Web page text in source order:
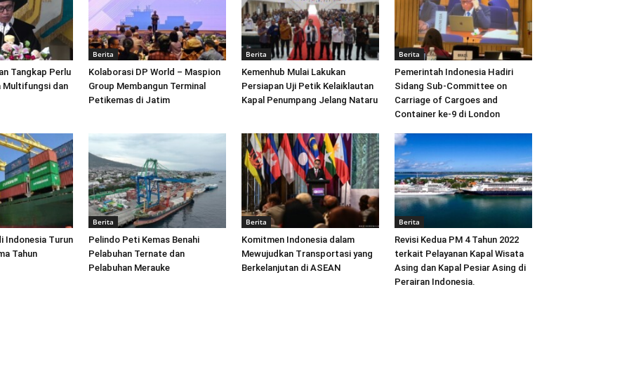
Tangkap Perlu
Multifungsi dan
Berita
Kolaborasi DP World – Maspion
Group Membangun Terminal
Petikemas di Jatim
Berita
Kemenhub Mulai Lakukan
Persiapan Uji Petik Kelaiklautan
Kapal Penumpang Jelang Nataru
Berita
Pemerintah Indonesia Hadiri
Sidang Sub-Committee on
Carriage of Cargoes and
Container ke-9 di London
Indonesia Turun
Tahun
Berita
Pelindo Peti Kemas Benahi
Pelabuhan Ternate dan
Pelabuhan Merauke
Berita
Komitmen Indonesia dalam
Mewujudkan Transportasi yang
Berkelanjutan di ASEAN
Berita
Revisi Kedua PM 4 Tahun 2022
terkait Pelayanan Kapal Wisata
Asing dan Kapal Pesiar Asing di
Perairan Indonesia.